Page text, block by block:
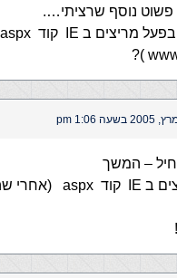
פשוט נוסף שרציתי….
– המשך